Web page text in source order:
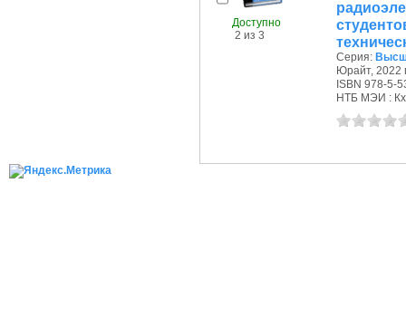
Доступно
2 из 3
Серия:
Юрайт, 2022
ISBN 978-5-
НТБ МЭИ :